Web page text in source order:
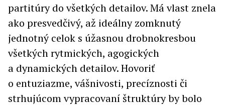
partitúry do všetkých detailov. Má vlast znela
ako presvedčivý, až ideálny zomknutý
jednotný celok s úžasnou drobnokresbou
všetkých rytmických, agogických
a dynamických detailov. Hovoriť
o entuziazme, vášnivosti, precíznosti či
strhujúcom vypracovaní štruktúry by bolo